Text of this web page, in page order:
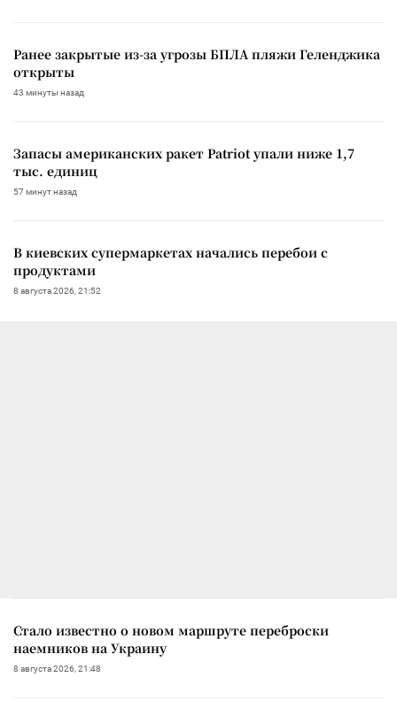
Ранее закрытые из-за угрозы БПЛА пляжи Геленджика
открыты
43 минуты назад
Запасы американских ракет Patriot упали ниже 1,7
тыс. единиц
57 минут назад
В киевских супермаркетах начались перебои с
продуктами
8 августа 2026, 21:52
Стало известно о новом маршруте переброски
наемников на Украину
8 августа 2026, 21:48